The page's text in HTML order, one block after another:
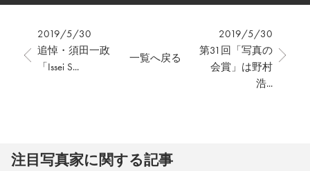
2019/5/30
追悼・須田一政
「Issei S...
2019/5/30
第31回「写真の
会賞」は野村
浩...
一覧へ戻る
注⽬写真家に関する記事